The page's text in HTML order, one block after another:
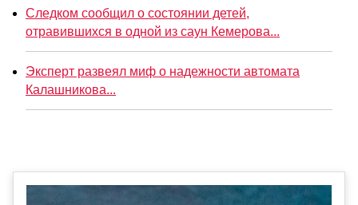
Следком сообщил о состоянии детей,
отравившихся в одной из саун Кемерова...
Эксперт развеял миф о надежности автомата
Калашникова...